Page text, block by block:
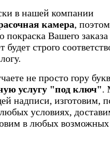
в нашей компании
камера,
Вашего заказа
будет строго
не просто гору
услугу "под ключ".
надписи, изготовим,
условиях,
в любых возможных